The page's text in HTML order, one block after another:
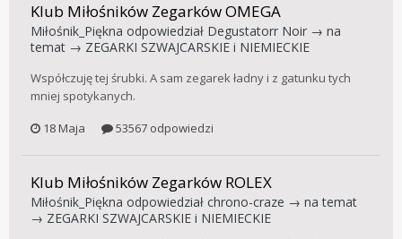
Klub Miłośników Zegarków OMEGA
Miłośnik_Piękna odpowiedział Degustatorr Noir → na
temat → ZEGARKI SZWAJCARSKIE i NIEMIECKIE
Współczuję tej śrubki. A sam zegarek ładny i z gatunku tych
mniej spotykanych.
18 Maja
53567 odpowiedzi
Klub Miłośników Zegarków ROLEX
Miłośnik_Piękna odpowiedział chrono-craze → na temat
→ ZEGARKI SZWAJCARSKIE i NIEMIECKIE